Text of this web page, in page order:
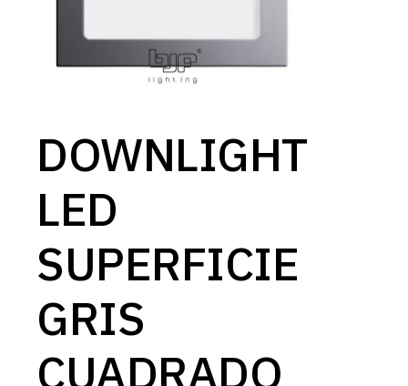
DOWNLIGHT
LED
SUPERFICIE
GRIS
CUADRADO